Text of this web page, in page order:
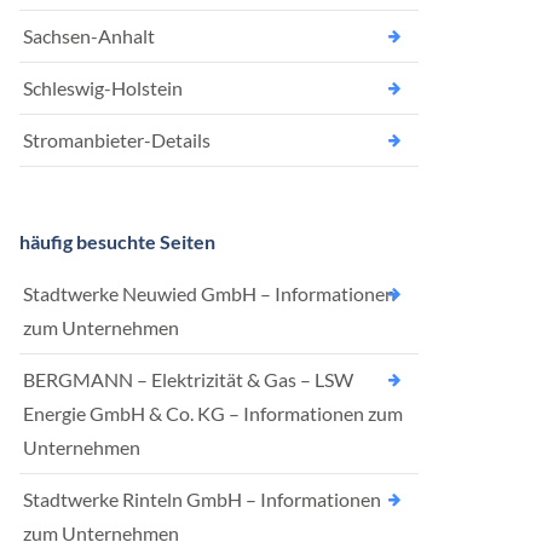
Sachsen-Anhalt
Schleswig-Holstein
Stromanbieter-Details
häufig besuchte Seiten
Stadtwerke Neuwied GmbH – Informationen
zum Unternehmen
BERGMANN – Elektrizität & Gas – LSW
Energie GmbH & Co. KG – Informationen zum
Unternehmen
Stadtwerke Rinteln GmbH – Informationen
zum Unternehmen